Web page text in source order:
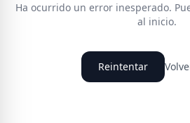
Ha ocurrido un error inesperado.
al inicio.
Reintentar